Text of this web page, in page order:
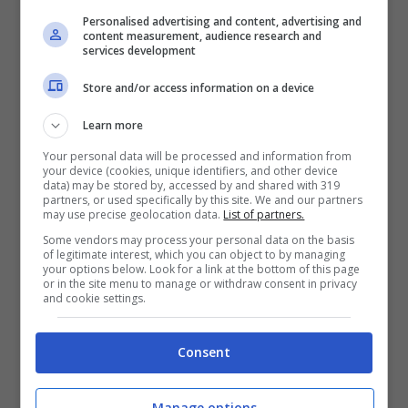
groun
d:#FF
FFFF;
t:0;
paddi
ng:0
0;
text-
align:
cente
target="_blank">Visualizza questo post su
Instagram
" style=" color:#000; font-
family:Arial,sans-serif; font-size:14px;
font-style:normal; font-weight:normal;
line-height:17px; text-decoration:none;
word-wrap:break-word;"
Personalised advertising and content, advertising and
content measurement, audience research and
services development
Store and/or access information on a device
Learn more
Your personal data will be processed and information from
your device (cookies, unique identifiers, and other device
data) may be stored by, accessed by and shared with 319
partners, or used specifically by this site. We and our partners
may use precise geolocation data. List of partners.
Some vendors may process your personal data on the basis
of legitimate interest, which you can object to by managing
your options below. Look for a link at the bottom of this page
or in the site menu to manage or withdraw consent in privacy
and cookie settings.
Consent